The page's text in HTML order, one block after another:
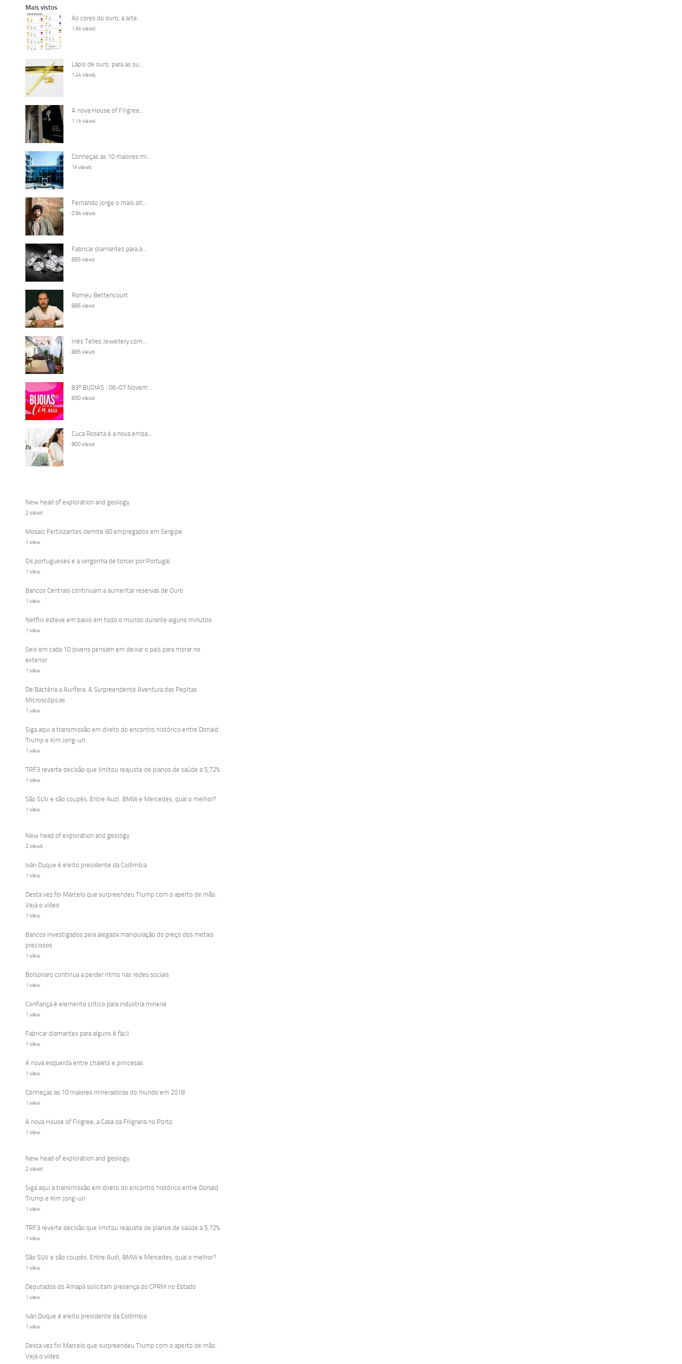
Mais vistos
As cores do ouro, a arte...
1.6k views
Lápis de ouro, para as su...
1.4k views
A nova House of Filigree...
1.1k views
Conheças as 10 maiores mi...
1k views
Fernando Jorge o mais alt...
0.9k views
Fabricar diamantes para a...
895 views
Romeu Bettencourt
886 views
Inês Telles Jewellery com...
885 views
83ª BIJOIAS : 06-07 Novem...
830 views
Cuca Roseta é a nova emba...
800 views
New head of exploration and geology
2 views
Mosaic Fertilizantes demite 90 empregados em Sergipe
1 view
Os portugueses e a vergonha de torcer por Portugal
1 view
Bancos Centrais continuam a aumentar reservas de Ouro
1 view
Netflix esteve em baixo em todo o mundo durante alguns minutos
1 view
Seis em cada 10 jovens pensam em deixar o país para morar no
exterior
1 view
De Bactéria a Aurífera: A Surpreendente Aventura das Pepitas
Microscópicas
1 view
Siga aqui a transmissão em direto do encontro histórico entre Donald
Trump e Kim Jong-un
1 view
TRF3 reverte decisão que limitou reajuste de planos de saúde a 5,72%
1 view
São SUV e são coupés. Entre Audi, BMW e Mercedes, qual o melhor?
1 view
New head of exploration and geology
2 views
Iván Duque é eleito presidente da Colômbia
1 view
Desta vez foi Marcelo que surpreendeu Trump com o aperto de mão.
Veja o vídeo
1 view
Bancos investigados pela alegada manipulação do preço dos metais
preciosos
1 view
Bolsonaro continua a perder ritmo nas redes sociais
1 view
Confiança é elemento crítico para indústria mineral
1 view
Fabricar diamantes para alguns é fácil
1 view
A nova esquerda entre chalets e princesas
1 view
Conheças as 10 maiores mineradoras do mundo em 2018
1 view
A nova House of Filigree, a Casa da Filigrana no Porto
1 view
New head of exploration and geology
2 views
Siga aqui a transmissão em direto do encontro histórico entre Donald
Trump e Kim Jong-un
1 view
TRF3 reverte decisão que limitou reajuste de planos de saúde a 5,72%
1 view
São SUV e são coupés. Entre Audi, BMW e Mercedes, qual o melhor?
1 view
Deputados do Amapá solicitam presença do CPRM no Estado
1 view
Iván Duque é eleito presidente da Colômbia
1 view
Desta vez foi Marcelo que surpreendeu Trump com o aperto de mão.
Veja o vídeo